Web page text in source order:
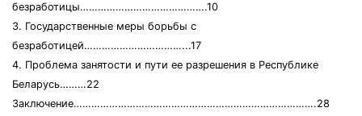
безработицы…………………………………….10
3. Государственные меры борьбы с
безработицей……………………………...17
4. Проблема занятости и пути ее разрешения в Республике
Беларусь………22
Заключение……………………………………………………………………….28